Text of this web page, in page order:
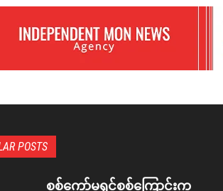
POSTS
စစ်ကော်မရှင်စစ်ကြောင်းက